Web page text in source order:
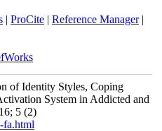
|ProCite |Reference Manager
of Identity Styles, Coping
System in Addicted and
5 (2)
fa.html